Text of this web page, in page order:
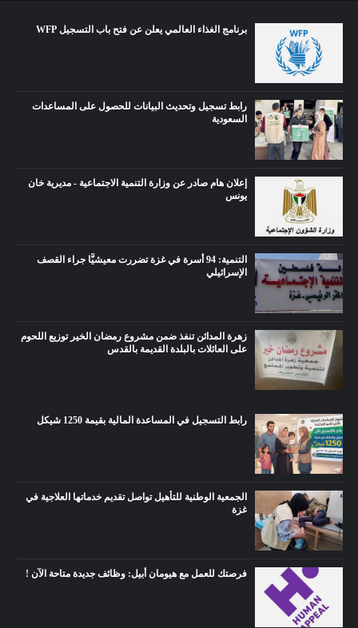
برنامج الغذاء العالمي يعلن عن فتح باب التسجيل WFP
رابط تسجيل وتحديث البيانات للحصول على المساعدات
السعودية
إعلان هام صادر عن وزارة التنمية الاجتماعية - مديرية خان
يونس
التنمية: 94 أسرة في غزة تضررت معيشيًّا جراء القصف
الإسرائيلي
زهرة المدائن تنفذ ضمن مشروع رمضان الخير توزيع اللحوم
على العائلات بالبلدة القديمة بالقدس
رابط التسجيل في المساعدة المالية بقيمة 1250 شيكل
الجمعية الوطنية للتأهيل تواصل تقديم خدماتها العلاجية في
غزة
فرصتك للعمل مع هيومان أبيل: وظائف جديدة متاحة الآن !